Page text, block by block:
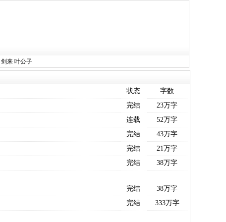
剑来 叶公子
状态
字数
完结
23万字
连载
52万字
完结
43万字
完结
21万字
完结 38万字
完结
38万字
完结 333万字